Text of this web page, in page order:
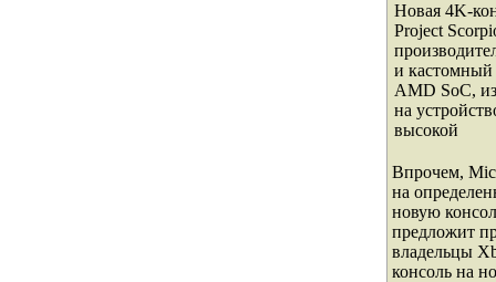
Новая 4K-
Project
и кастомный
AMD SoC,
на
высокой
Впрочем,
на
новую
предложит
владельцы
консоль на